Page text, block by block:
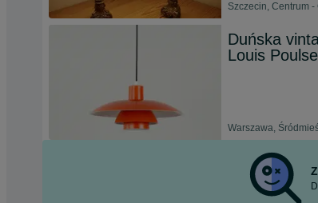
Szczecin, Centrum
Duńska
Louis
Warszawa,